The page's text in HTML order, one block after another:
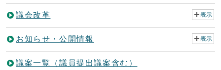
議会改革 表示
お知らせ・公開情報 表示
議案一覧（議員提出議案含む）